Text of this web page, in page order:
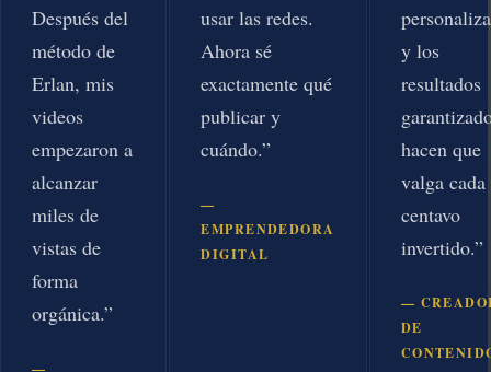
Después del
método de
Erlan, mis
videos
empezaron a
alcanzar
miles de
vistas de
forma
orgánica.”
usar las redes.
Ahora sé
exactamente qué
publicar y
cuándo.”
—
EMPRENDEDORA
DIGITAL
y los
resultados
hacen que
valga cada
centavo
invertido.”
—
DE